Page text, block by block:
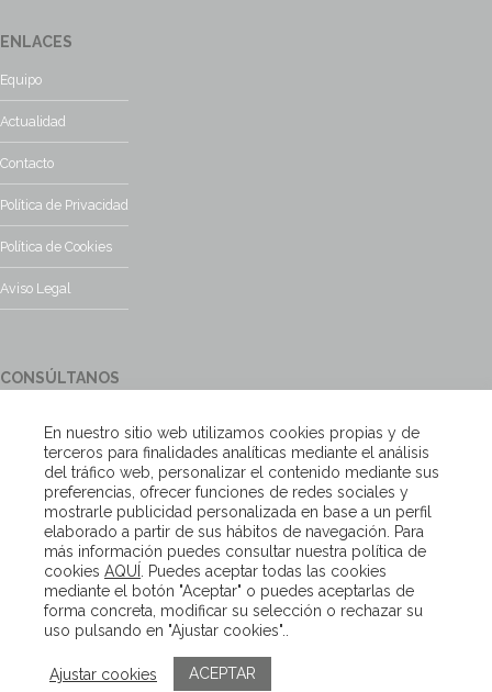
ENLACES
Equipo
Actualidad
Contacto
Política de Privacidad
Política de Cookies
Aviso Legal
CONSÚLTANOS
encantados
Escríbenos
Copyright – Van Beveren 2020
En nuestro sitio web utilizamos cookies propias y de
terceros para finalidades analíticas mediante el análisis
del tráfico web, personalizar el contenido mediante sus
preferencias, ofrecer funciones de redes sociales y
mostrarle publicidad personalizada en base a un perfil
elaborado a partir de sus hábitos de navegación. Para
más información puedes consultar nuestra política de
cookies AQUÍ
. Puedes aceptar todas las cookies
mediante el botón "Aceptar" o puedes aceptarlas de
forma concreta, modificar su selección o rechazar su
uso pulsando en "Ajustar cookies"..
Ajustar cookies ACEPTAR